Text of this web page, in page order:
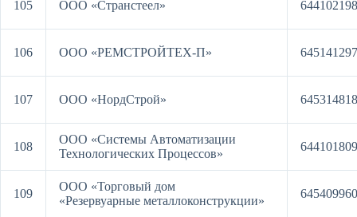
105 ООО «Странстеел»
106 ООО «РЕМСТРОЙТЕХ-П»
107 ООО «НордСтрой»
108
ООО «Системы Автоматизации
Технологических Процессов»
109
ООО «Торговый дом
«Резервуарные металлоконструкции»